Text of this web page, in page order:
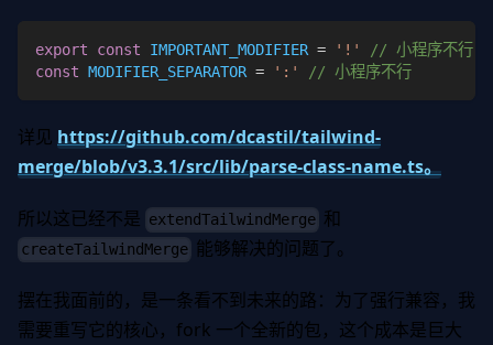
export const IMPORTANT_MODIFIER = '!'
// 小程序不行
const MODIFIER_SEPARATOR = ':' // 小程序不行
详见 https://github.com/dcastil/tailwind-
merge/blob/v3.3.1/src/lib/parse-class-name.ts。
所以这已经不是 extendTailwindMerge 和
createTailwindMerge 能够解决的问题了。
摆在我面前的，是一条看不到未来的路：为了强行兼容，我
需要重写它的核心，fork 一个全新的包，这个成本是巨大